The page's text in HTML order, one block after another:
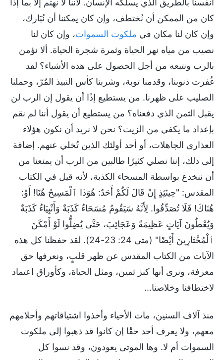
كان من الممكن أن نُختطف، وإن كان يمكننا أن نُبَارك،
وإن كان لنا مكان في ملكوت السموات، وإن كان لنا
نصيب من مياه نهر الحياة وثمرة شجرة الحياة. ألا نؤمن
بالرب ونتبعه من أجل الحصول على هذه الأشياء؟ لقد
غُفرت ذنوبنا، وقدمنا توبة، وشربنا كأس النبيذ المُرّ، وحملنا
الصليب على ظهرنا. من يستطيع إذًا أن يقول إن الرب لن
يقبل الثمن الذي دفعناه؟ من يستطيع أن يقول أننا لم نقم
بإعداد ما يكفي من الزيت؟ نحن لا نريد أن نكون هؤلاء
العذارى الجاهلات، أو أحد أولئك الذين تُخلي عنهم. إضافة
إلى ذلك، إننا نصلي كثيرًا طالبين من الرب أن يمنعنا من
أن ننخدع بواسطة المسحاء الكذبة، لأنه قيل في الكتاب
المقدس: "حِينَئِذٍ إِنْ قَالَ لَكُمْ أَحَدٌ: هُوَذَا ٱلْمَسِيحُ هُنَا! أَوْ:
هُنَاكَ! فَلَا تُصَدِّقُوا. لِأَنَّهُ سَيَقُومُ مُسَحَاءُ كَذَبَةٌ وَأَنْبِيَاءُ كَذَبَةٌ
وَيُعْطُونَ آيَاتٍ عَظِيمَةً وَعَجَائِبَ، حَتَّى يُضِلُّوا لَوْ أَمْكَنَ
ٱلْمُخْتَارِينَ أَيْضًا" (متى 24: 23-24). لقد حفظنا كل هذه
الآيات من الكتاب المقدس عن ظهر قلبٍ، ونعرفها حق
معرفة، ونرى أنها كنز ثمين، ومثل الحياة، وكأوراق اعتماد
لاختطافنا وخلاصنا...
منذ آلاف السنين، مات الأحياء وأخذوا اشتياقاتهم وأحلامهم
معهم، ولا يعرف أحد حقًا إن كانوا قد ذهبوا إلى ملكوت
السموات أم لا. وها الموتى يعودون، وقد نسوا كل